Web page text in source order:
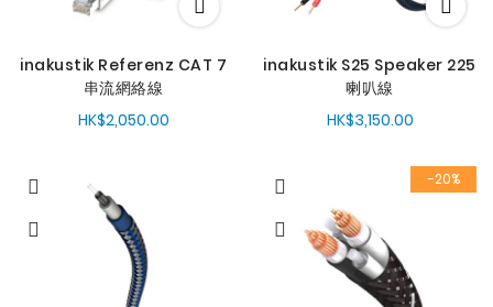
inakustik Referenz CAT 7
串流網絡線
HK$2,050.00
inakustik S25 Speaker 225
喇叭線
HK$3,150.00
-20%